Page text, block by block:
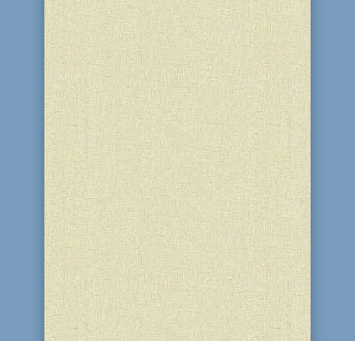
У музеї “А Ідише Нешуме” (“Єврейська
душа”), який вже третій рік працює і
розвивається в стінах благодійного
центру “Бейт Барух” та синагозі “Бейт
Реувен” (м. Кам'янське), зібрано
невеличку колекцію старовинних
прасок. Їх передали в дар музею